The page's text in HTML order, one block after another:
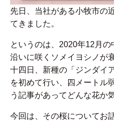
先日、当社がある小牧市の
てきました。
というのは、2020年12月の
沿いに咲くソメイヨシノが
十四日、新種の「ジンダイ
を初めて行い、四メートル
う記事があってどんな花か
今回は、その桜についてお